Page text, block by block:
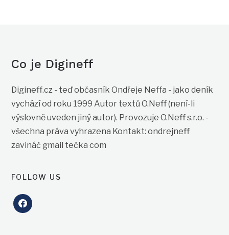
Co je Digineff
Digineff.cz - teď občasník Ondřeje Neffa - jako deník
vychází od roku 1999 Autor textů O.Neff (není-li
výslovně uveden jiný autor). Provozuje O.Neff s.r.o. -
všechna práva vyhrazena Kontakt: ondrejneff
zavináč gmail tečka com
FOLLOW US
facebook